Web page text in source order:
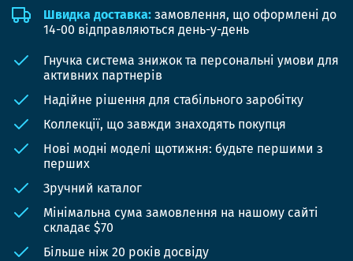
Швидка доставка: замовлення, що оформлені до
14-00 відправляються день-у-день
Гнучка система знижок та персональні умови для
активних партнерів
Надійне рішення для стабільного заробітку
Коллекції, що завжди знаходять покупця
Нові модні моделі щотижня: будьте першими з
перших
Зручний каталог
Мінімальна сума замовлення на нашому сайті
складає $70
Більше ніж 20 років досвіду